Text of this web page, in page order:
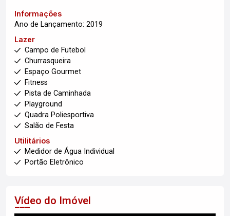
Informações
Ano de Lançamento: 2019
Lazer
Campo de Futebol
Churrasqueira
Espaço Gourmet
Fitness
Pista de Caminhada
Playground
Quadra Poliesportiva
Salão de Festa
Utilitários
Medidor de Água Individual
Portão Eletrônico
Vídeo do Imóvel